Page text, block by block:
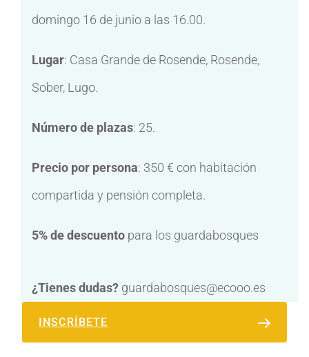
domingo 16 de junio a las 16.00.
Lugar: Casa Grande de Rosende, Rosende,
Sober, Lugo.
Número de plazas: 25.
Precio por persona: 350 € con habitación
compartida y pensión completa.
5% de descuento para los guardabosques
¿Tienes dudas? guardabosques@ecooo.es
INSCRÍBETE